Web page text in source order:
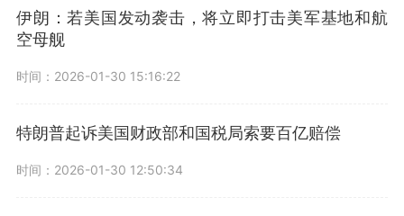
伊朗：若美国发动袭击，将立即打击美军基地和航
空母舰
时间：2026-01-30 15:16:22
特朗普起诉美国财政部和国税局索要百亿赔偿
时间：2026-01-30 12:50:34